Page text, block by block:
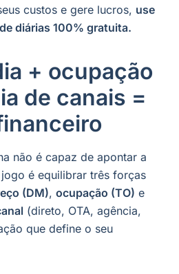
custos e gere lucros, use
diárias 100% gratuita.
+ ocupação
de canais =
não é capaz de apontar a
é equilibrar três forças
(DM), ocupação (TO) e
(direto, OTA, agência,
que define o seu